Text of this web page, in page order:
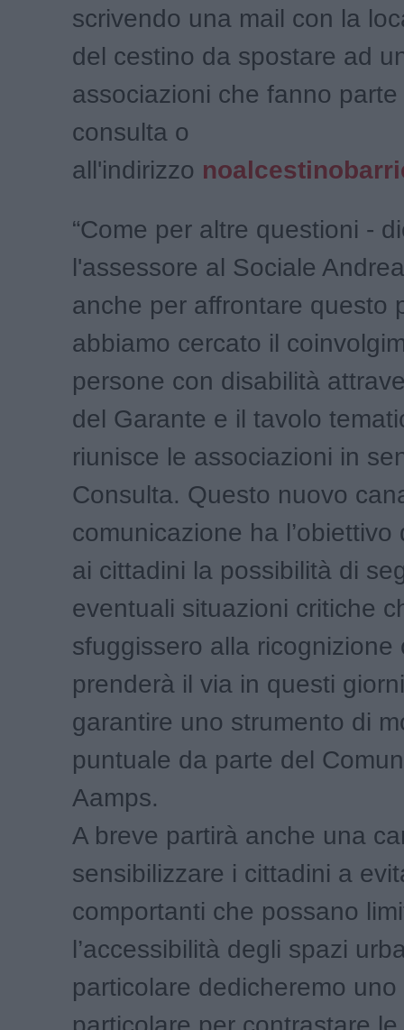
scrivendo una mail con la
del cestino da spostare ad
associazioni che fanno parte
consulta o
all'indirizzo
“Come per altre questioni -
l'assessore al Sociale
anche per affrontare questo
abbiamo cercato il
persone con disabilità
del Garante e il tavolo
riunisce le associazioni in
Consulta. Questo nuovo
comunicazione ha l’obiettivo
ai cittadini la possibilità di
eventuali situazioni critiche
sfuggissero alla ricognizione
prenderà il via in questi
garantire uno strumento di
puntuale da parte del
Aamps.
A breve partirà anche una
sensibilizzare i cittadini a
comportanti che possano
l’accessibilità degli spazi
particolare dedicheremo uno